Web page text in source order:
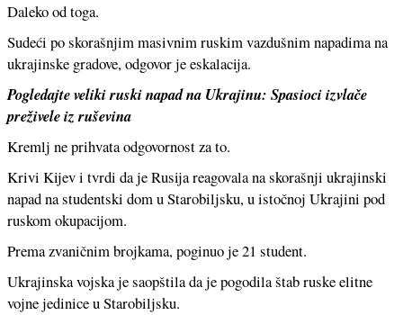
Daleko od toga.
Sudeći po skorašnjim masivnim ruskim vazdušnim napadima na
ukrajinske gradove, odgovor je eskalacija.
Pogledajte veliki ruski napad na Ukrajinu: Spasioci izvlače
preživele iz ruševina
Kremlj ne prihvata odgovornost za to.
Krivi Kijev i tvrdi da je Rusija reagovala na skorašnji ukrajinski
napad na studentski dom u Starobiljsku, u istočnoj Ukrajini pod
ruskom okupacijom.
Prema zvaničnim brojkama, poginuo je 21 student.
Ukrajinska vojska je saopštila da je pogodila štab ruske elitne
vojne jedinice u Starobiljsku.